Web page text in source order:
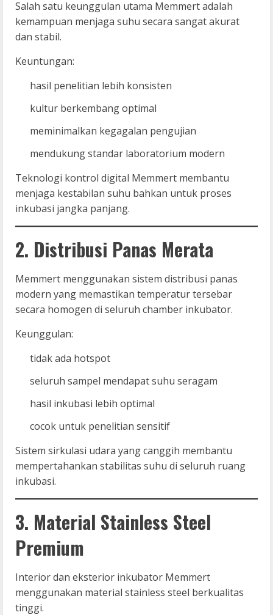
Salah satu keunggulan utama Memmert adalah
kemampuan menjaga suhu secara sangat akurat
dan stabil.
Keuntungan:
hasil penelitian lebih konsisten
kultur berkembang optimal
meminimalkan kegagalan pengujian
mendukung standar laboratorium modern
Teknologi kontrol digital Memmert membantu
menjaga kestabilan suhu bahkan untuk proses
inkubasi jangka panjang.
2. Distribusi Panas Merata
Memmert menggunakan sistem distribusi panas
modern yang memastikan temperatur tersebar
secara homogen di seluruh chamber inkubator.
Keunggulan:
tidak ada hotspot
seluruh sampel mendapat suhu seragam
hasil inkubasi lebih optimal
cocok untuk penelitian sensitif
Sistem sirkulasi udara yang canggih membantu
mempertahankan stabilitas suhu di seluruh ruang
inkubasi.
3. Material Stainless Steel
Premium
Interior dan eksterior inkubator Memmert
menggunakan material stainless steel berkualitas
tinggi.